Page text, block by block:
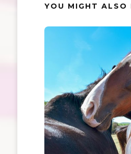
YOU MIGHT ALSO